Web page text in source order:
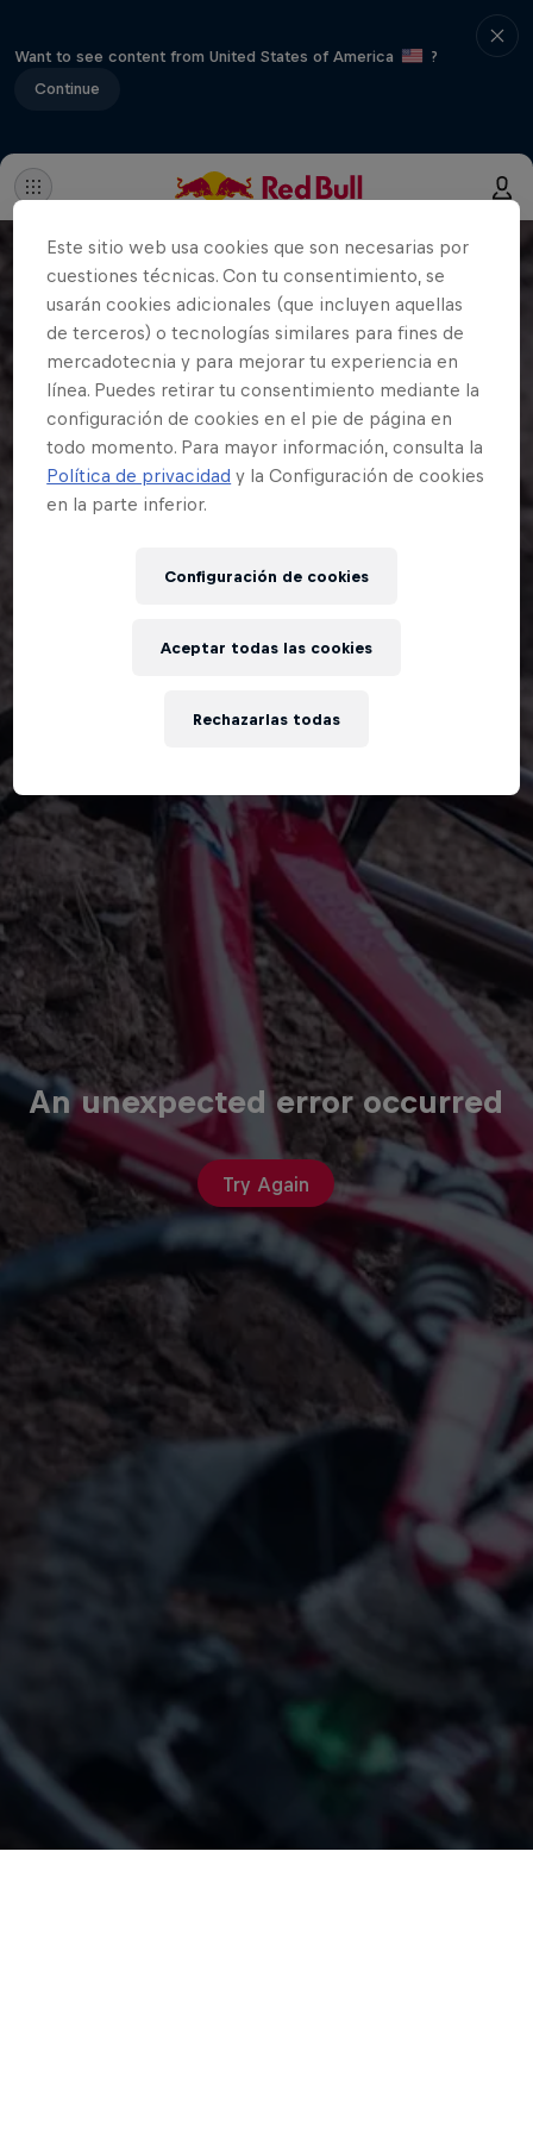
Want to see content from United States of America
?
Continue
An unexpected error occurred
Try Again
Este sitio web usa cookies que son necesarias por
cuestiones técnicas. Con tu consentimiento, se
usarán cookies adicionales (que incluyen aquellas
de terceros) o tecnologías similares para fines de
mercadotecnia y para mejorar tu experiencia en
línea. Puedes retirar tu consentimiento mediante la
configuración de cookies en el pie de página en
todo momento. Para mayor información, consulta la
Política de privacidad y la Configuración de cookies
en la parte inferior.
Configuración de cookies
Rechazarlas todas
Aceptar todas las cookies